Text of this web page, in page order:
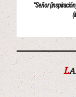
"Señor
L